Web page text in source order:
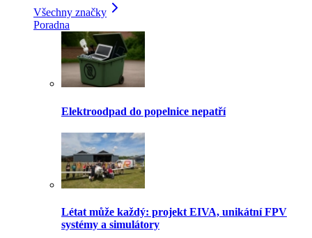
Všechny značky
Poradna
Elektroodpad do popelnice nepatří
Létat může každý: projekt EIVA, unikátní FPV
systémy a simulátory